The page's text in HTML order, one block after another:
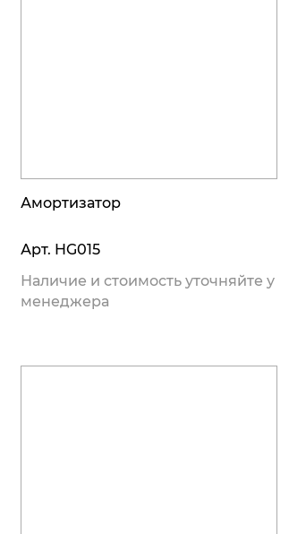
Амортизатор
Арт. HG015
Наличие и стоимость уточняйте у
менеджера